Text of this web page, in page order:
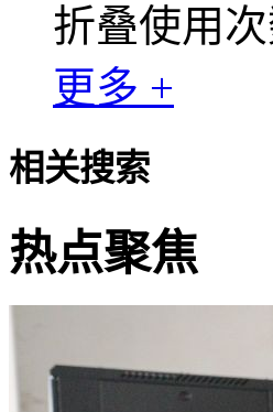
折叠使用
更多 +
相关搜索
热点聚焦